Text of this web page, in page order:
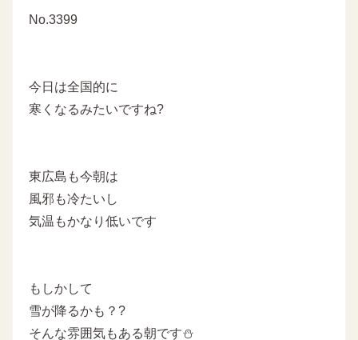
No.3399
今日は全国的に
寒くなるみたいですね?
東広島も今朝は
風邪も冷たいし
気温もかなり低いです
もしかして
雪が降るかも？?
そんな雰囲気もある朝です⛄